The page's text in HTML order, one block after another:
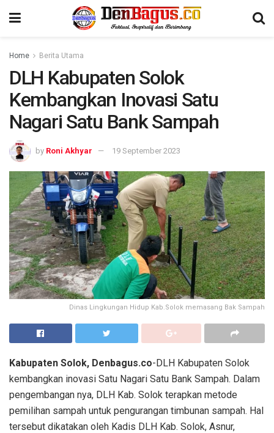
Home Berita Utama
DLH Kabupaten Solok
Kembangkan Inovasi Satu
Nagari Satu Bank Sampah
by Roni Akhyar 19 September 2023
Dinas Lingkungan Hidup Kab.Solok memasang Bak Sampah
Kabupaten Solok, Denbagus.co-DLH Kabupaten Solok
kembangkan inovasi Satu Nagari Satu Bank Sampah. Dalam
pengembangan nya, DLH Kab. Solok terapkan metode
pemilihan sampah untuk pengurangan timbunan sampah. Hal
tersebut dikatakan oleh Kadis DLH Kab. Solok, Asnur,